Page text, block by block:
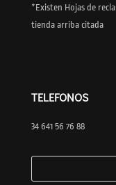
*Existen Hojas de
tienda arriba citada
TELEFONOS
34 641 56 76 88